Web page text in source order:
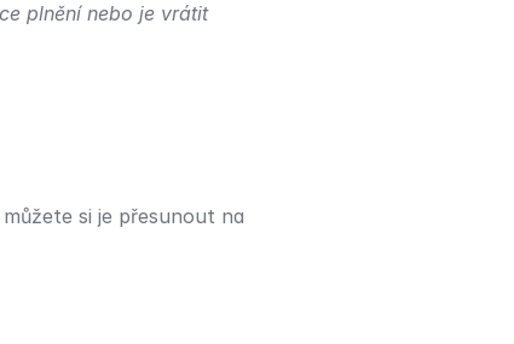
plnění nebo je vrátit
si je přesunout na